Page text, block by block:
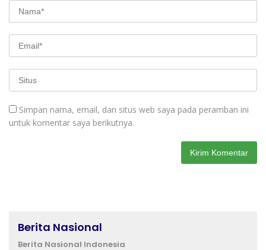
Simpan nama, email, dan situs web saya pada peramban ini
untuk komentar saya berikutnya.
Berita Nasional
Berita Nasional Indonesia